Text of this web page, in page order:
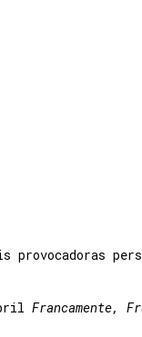
provocadoras
Francamente,